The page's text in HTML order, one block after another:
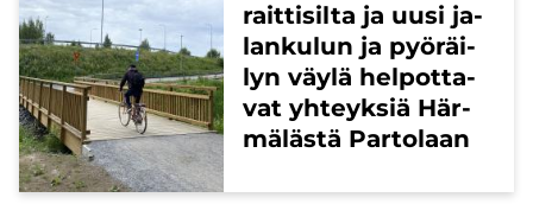
rait­ti­sil­ta ja uusi ja­
lan­ku­lun ja pyö­räi­
lyn väylä hel­pot­ta­
vat yh­teyk­siä Här­
mä­läs­tä Par­to­laan